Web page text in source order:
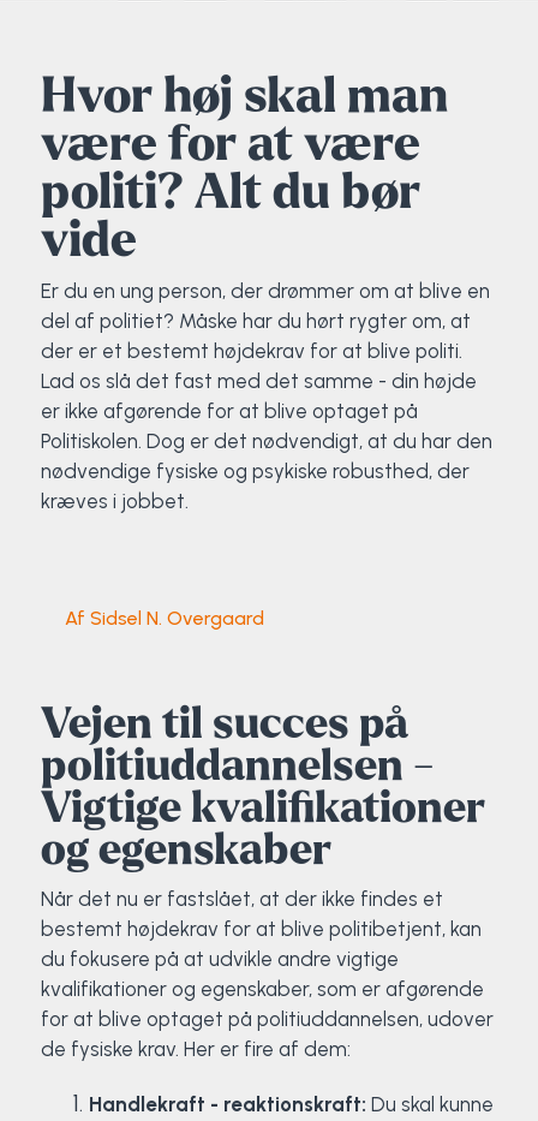
Hvor høj skal man
være for at være
politi? Alt du bør
vide
Er du en ung person, der drømmer om at blive en
del af politiet? Måske har du hørt rygter om, at
der er et bestemt højdekrav for at blive politi.
Lad os slå det fast med det samme - din højde
er ikke afgørende for at blive optaget på
Politiskolen. Dog er det nødvendigt, at du har den
nødvendige fysiske og psykiske robusthed, der
kræves i jobbet.
Af Sidsel N. Overgaard
Vejen til succes på
politiuddannelsen -
Vigtige kvalifikationer
og egenskaber
Når det nu er fastslået, at der ikke findes et
bestemt højdekrav for at blive politibetjent, kan
du fokusere på at udvikle andre vigtige
kvalifikationer og egenskaber, som er afgørende
for at blive optaget på politiuddannelsen, udover
de fysiske krav. Her er fire af dem:
Handlekraft - reaktionskraft: Du skal kunne
Brochure
Priser
Fodbold
Friluftsliv
Futsal
Golf
Hiphop
HYROX
Kajak
Padel
Pardans
Rytmisk gymnastik
Ski & snowboard
Spring
Styrketræning
Sportsmassør
Strik og Hækling
Udekøkken
Ølbrygning
Politi-teori
Ro på
Sportspsykologi
Træner- og lederakademi
Sportsmassør
Træner- og lederakademi
Skitur til Norge
Surf i Marokko
Peter Fuglsang
Thomas Skovgaard
Trine Rask-Nielsen
Troels Rasmussen